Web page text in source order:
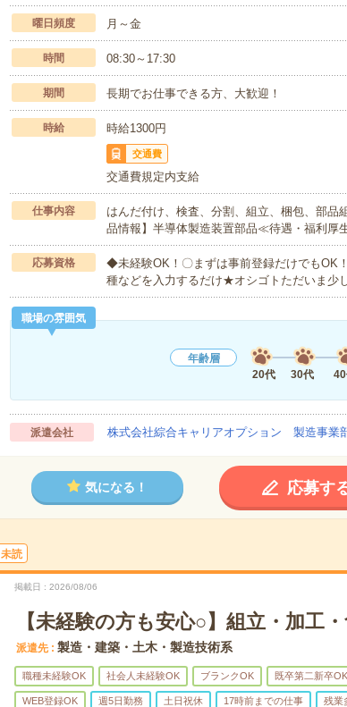
曜日頻度 月～金
時間 08:30～17:30
期間 長期でお仕事できる方、大歓迎！
時給 時給1300円
交通費
交通費規定内支給
仕事内容
はんだ付け、検査、分割、組立、梱包、部品
品情報】半導体製造装置部品≪待遇・福利
応募資格
◆未経験OK！〇まずは事前登録だけでもOK
種などを入力するだけ★オシゴトただいま少
職場の雰囲気
年齢層
20代
30代
派遣会社 株式会社綜合キャリアオプション 製造事業
気になる！ 応募す
未読
掲載日 2026/08/06
【未経験の方も安心○】組立・加工
派遣先 製造・建築・土木・製造技術系
職種未経験OK 社会人未経験OK ブランクOK 既卒第二新卒OK
WEB登録OK 週5日勤務 土日祝休 17時前までの仕事 残業